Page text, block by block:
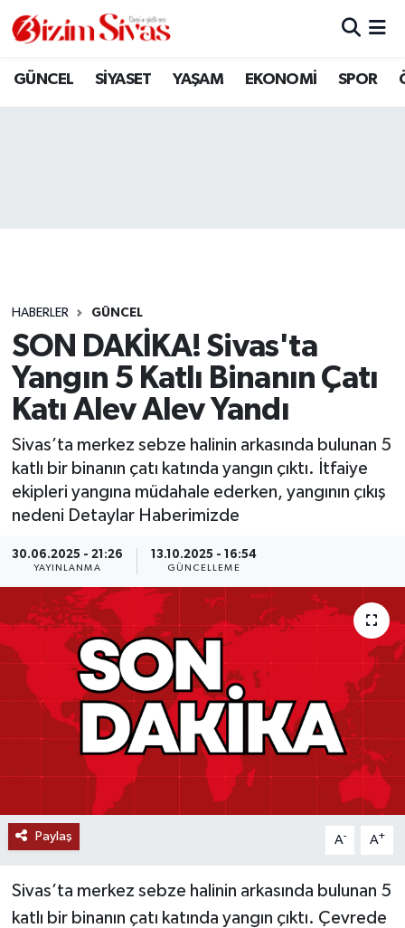
GÜNCEL SİYASET YAŞAM EKONOMİ SPOR
HABERLER GÜNCEL
SON DAKİKA! Sivas'ta
Yangın 5 Katlı Binanın Çatı
Katı Alev Alev Yandı
Sivas’ta merkez sebze halinin arkasında bulunan 5
katlı bir binanın çatı katında yangın çıktı. İtfaiye
ekipleri yangına müdahale ederken, yangının çıkış
nedeni Detaylar Haberimizde
30.06.2025 - 21:26
YAYINLANMA
13.10.2025 - 16:54
GÜNCELLEME
Paylaş A- A+
Sivas’ta merkez sebze halinin arkasında bulunan 5
katlı bir binanın çatı katında yangın çıktı. Çevrede
ARAMIZDAN AYRILANLAR
GÜNCEL
KÜLTÜR
MAGAZİN
ÖZEL HABER
RESMİ İLANLAR
SAĞLIK
SİYASET
SOSYAL YARDIMLAR
SPONSORLU YAZI
SPOR
TEKNOLOJİ
YAŞAM
Sivas Nöbetçi Eczaneler
Son Dakika Haberleri
Haber Arşivi